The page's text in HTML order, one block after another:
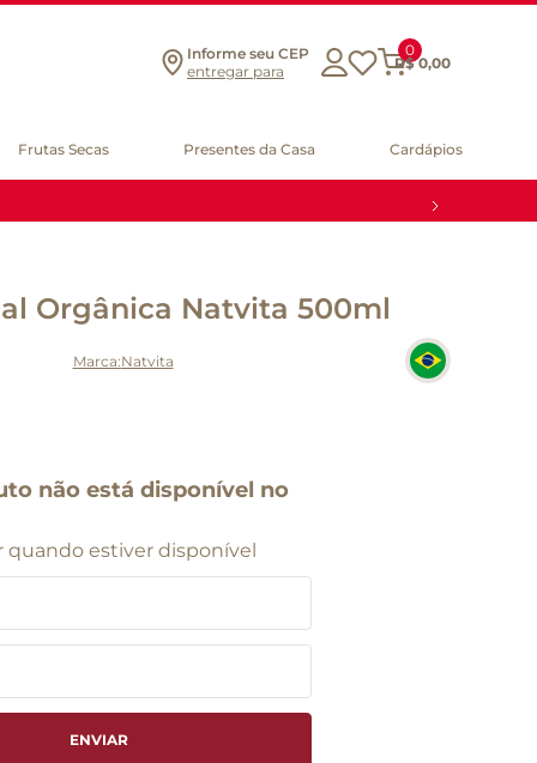
Informe seu CEP
entregar para
0
R$ 0,00
Frutas Secas Presentes da Casa Cardápios
Orgânica Natvita 500ml
Natvita
não está disponível no
quando estiver disponível
ENVIAR